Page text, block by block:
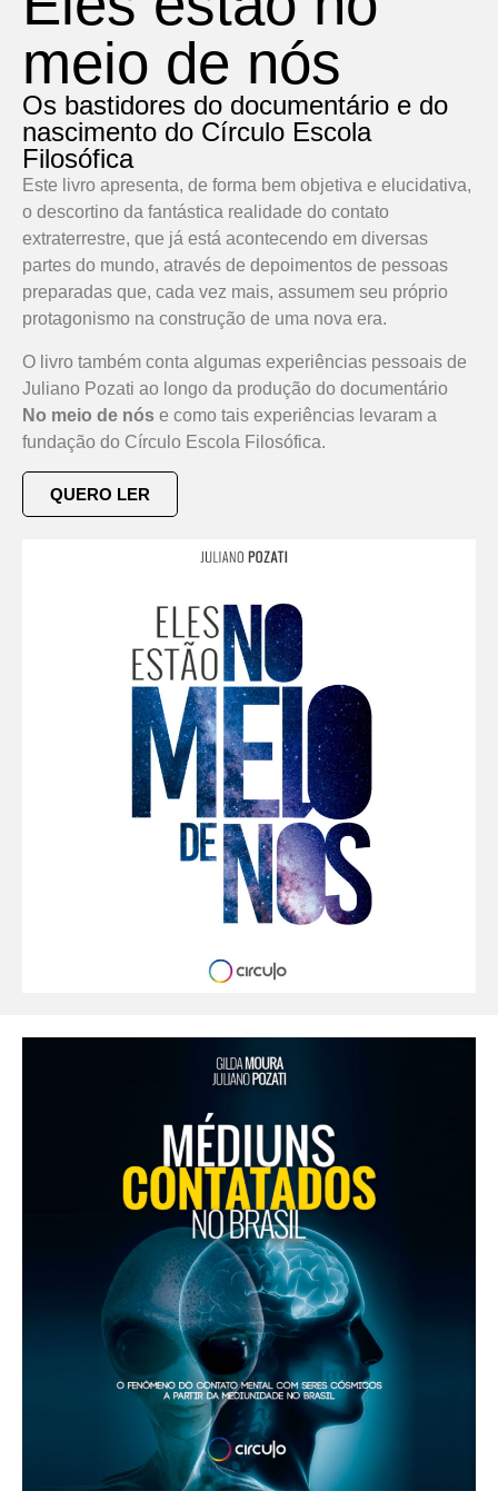
meio de nós
Os bastidores do documentário e do
nascimento do Círculo Escola
Filosófica
Este livro apresenta, de forma bem objetiva e elucidativa,
o descortino da fantástica realidade do contato
extraterrestre, que já está acontecendo em diversas
partes do mundo, através de depoimentos de pessoas
preparadas que, cada vez mais, assumem seu próprio
protagonismo na construção de uma nova era.
O livro também conta algumas experiências pessoais de
Juliano Pozati ao longo da produção do documentário
No meio de nós e como tais experiências levaram a
fundação do Círculo Escola Filosófica.
QUERO LER